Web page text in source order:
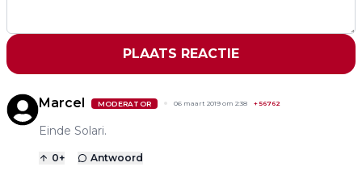
PLAATS REACTIE
Marcel MODERATOR 06 maart 2019 om 2:38 +56762
Einde Solari.
0+ Antwoord